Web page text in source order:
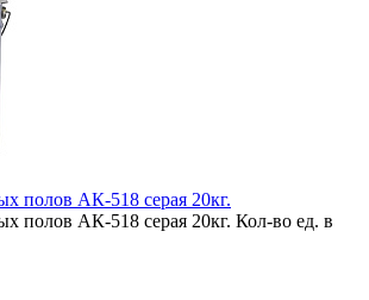
полов АК-518 серая 20кг.
полов АК-518 серая 20кг. Кол-во ед. в